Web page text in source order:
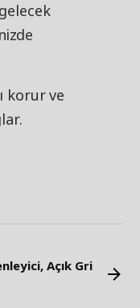
korur ve
Açık Gri